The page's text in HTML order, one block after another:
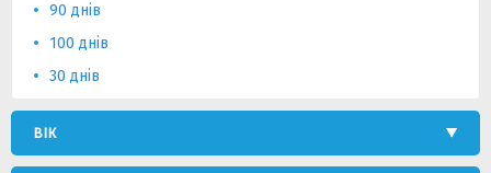
90 днів
100 днів
30 днів
ВІК